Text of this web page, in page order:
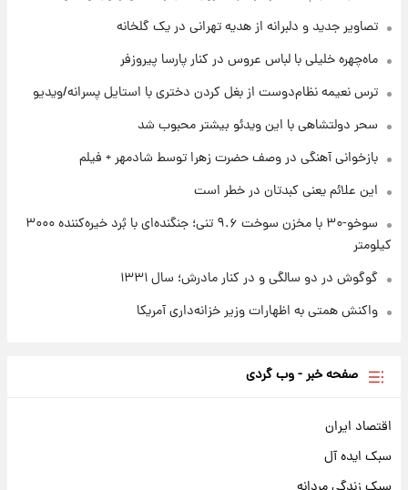
۲۱ ساعت پیش
بازیکن به درد نخور استقلال با مقصد اروپا این
تیم را ترک کرد!
تصاویر کمتر دیده‌شده از شهیدان حاجی‌زاده و
تصاویر جدید و دلبرانه از هدیه تهرانی در یک گلخانه
ماه‌چهره خلیلی با لباس عروس در کنار پارسا پیروزفر
ترس نعیمه نظام‌دوست از بغل کردن دختری با استایل پسرانه/ویدیو
سحر دولتشاهی با این ویدئو بیشتر محبوب شد
بازخوانی آهنگی در وصف حضرت زهرا توسط شادمهر + فیلم
این علائم یعنی کبدتان در خطر است
سوخو-۳۰ با مخزن سوخت ۹.۶ تنی؛ جنگنده‌ای با بُرد خیره‌کننده ۳۰۰۰
کیلومتر
گوگوش در دو سالگی و در کنار مادرش؛ سال ۱۳۳۱
واکنش همتی به اظهارات وزیر خزانه‌داری آمریکا
صفحه خبر - وب گردی
اقتصاد ایران
سبک ایده آل